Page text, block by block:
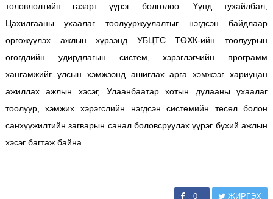
төлөвлөлтийн газарт үүрэг болголоо. Үүнд тухайлбал,
Цахилгааны ухаалаг тоолууржуулалтыг нэгдсэн байдлаар
өргөжүүлэх ажлын хүрээнд УБЦТС ТӨХК-ийн тоолуурын
өгөгдлийн удирдлагын систем, хэрэглэгчийн программ
хангамжийг улсын хэмжээнд ашиглах арга хэмжээг хариуцан
ажиллах ажлын хэсэг, Улаанбаатар хотын дулааны ухаалаг
тоолуур, хэмжих хэрэгслийн нэгдсэн системийн төсөл болон
санхүүжилтийн загварын санал боловсруулах үүрэг бүхий ажлын
хэсэг багтаж байна.
0 ЖИРГЭХ